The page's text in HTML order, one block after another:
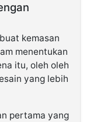
kemasan
menentukan
itu, oleh oleh
yang lebih
pertama yang